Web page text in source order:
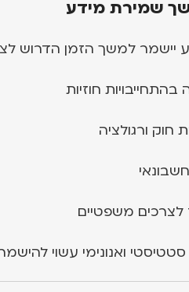
יישמר למשך הזמן הדרוש
בהתחייבויות חוזיות
חוק ורגולציה
לצרכים משפטיים
ואנונימי עשוי